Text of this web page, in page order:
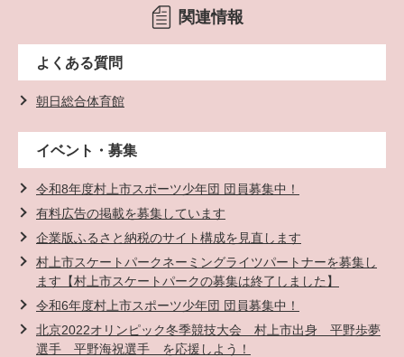
関連情報
よくある質問
朝日総合体育館
イベント・募集
令和8年度村上市スポーツ少年団 団員募集中！
有料広告の掲載を募集しています
企業版ふるさと納税のサイト構成を見直します
村上市スケートパークネーミングライツパートナーを募集し
ます【村上市スケートパークの募集は終了しました】
令和6年度村上市スポーツ少年団 団員募集中！
北京2022オリンピック冬季競技大会 村上市出身 平野歩夢
選手 平野海祝選手 を応援しよう！